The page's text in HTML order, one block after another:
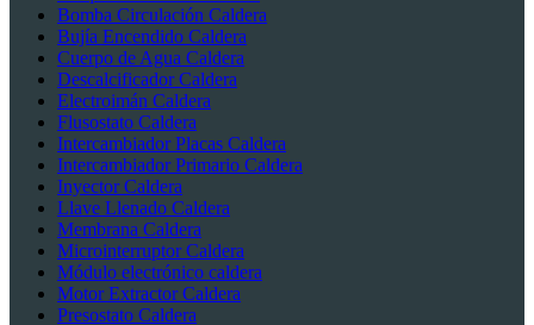
Bomba Circulación Caldera
Bujía Encendido Caldera
Cuerpo de Agua Caldera
Descalcificador Caldera
Electroimán Caldera
Flusostato Caldera
Intercambiador Placas Caldera
Intercambiador Primario Caldera
Inyector Caldera
Llave Llenado Caldera
Membrana Caldera
Microinterruptor Caldera
Módulo electrónico caldera
Motor Extractor Caldera
Presostato Caldera